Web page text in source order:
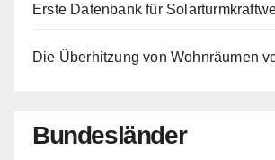
Erste Datenbank für
Die Überhitzung von Wohnräumen
Bundesländer